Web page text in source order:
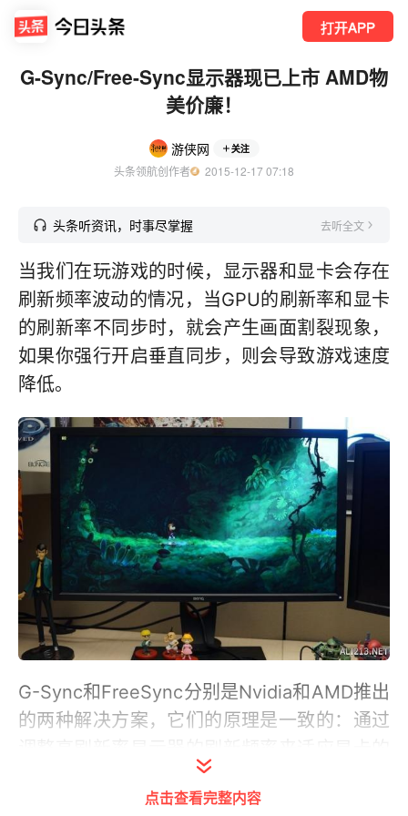
打开APP
G-Sync/Free-Sync显示器现已上市 AMD物
美价廉！
游侠网 关注
头条领航创作者
  2015-12-17 07:18
头条听资讯，时事尽掌握 去听全文
当我们在玩游戏的时候，显示器和显卡会存在
刷新频率波动的情况，当GPU的刷新率和显卡
的刷新率不同步时，就会产生画面割裂现象，
如果你强行开启垂直同步，则会导致游戏速度
降低。
G-Sync和FreeSync分别是Nvidia和AMD推出
的两种解决方案，它们的原理是一致的：通过
输出，而不是将自身的刷新率固定在一个频
点击查看完整内容